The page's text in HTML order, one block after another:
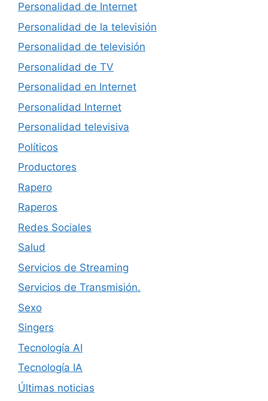
Personalidad de Internet
Personalidad de la televisión
Personalidad de televisión
Personalidad de TV
Personalidad en Internet
Personalidad Internet
Personalidad televisiva
Políticos
Productores
Rapero
Raperos
Redes Sociales
Salud
Servicios de Streaming
Servicios de Transmisión.
Sexo
Singers
Tecnología AI
Tecnología IA
Últimas noticias